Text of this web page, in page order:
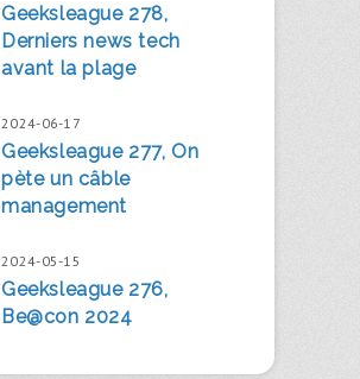
Geeksleague 278,
Derniers news tech
avant la plage
2024-06-17
Geeksleague 277, On
pète un câble
management
2024-05-15
Geeksleague 276,
Be@con 2024